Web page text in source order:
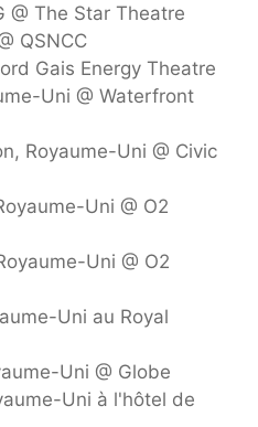
The Star Theatre
QSNCC
Gais Energy Theatre
Uni @ Waterfront
Royaume-Uni @ Civic
Uni @ O2
Uni @ O2
Uni au Royal
Uni @ Globe
Uni à l'hôtel de